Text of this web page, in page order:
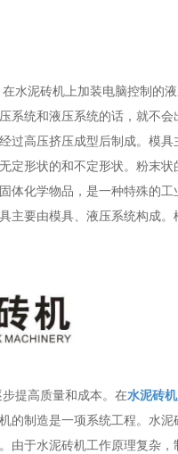
水泥砖机上加装电脑控制的
系统和液压系统的话，就不
高压挤压成型后制成。模具
形状的和不定形状。粉末状
体化学物品，是一种特殊的
主要由模具、液压系统构成
提高质量和成本。在水泥砖
制造是一项系统工程。水泥
由于水泥砖机工作原理复杂